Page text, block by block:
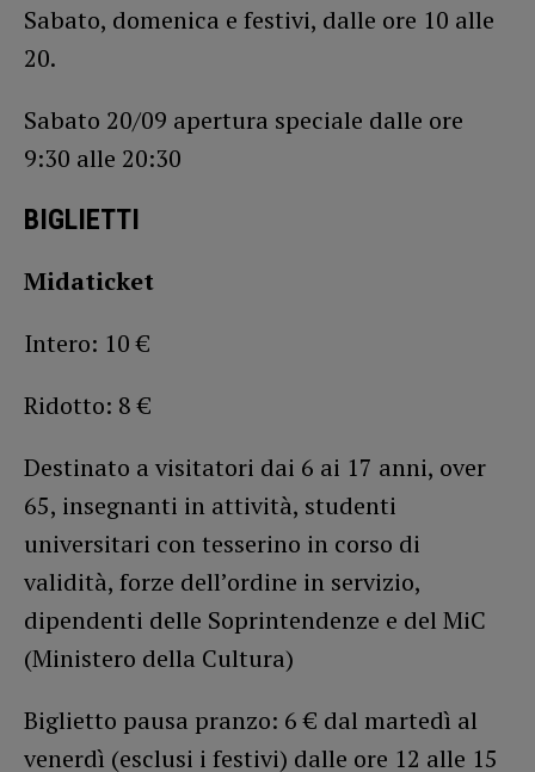
Sabato, domenica e festivi, dalle ore 10 alle
20.
Sabato 20/09 apertura speciale dalle ore
9:30 alle 20:30
BIGLIETTI
Midaticket
Intero: 10 €
Ridotto: 8 €
Destinato a visitatori dai 6 ai 17 anni, over
65, insegnanti in attività, studenti
universitari con tesserino in corso di
validità, forze dell’ordine in servizio,
dipendenti delle Soprintendenze e del MiC
(Ministero della Cultura)
Biglietto pausa pranzo: 6 € dal martedì al
venerdì (esclusi i festivi) dalle ore 12 alle 15